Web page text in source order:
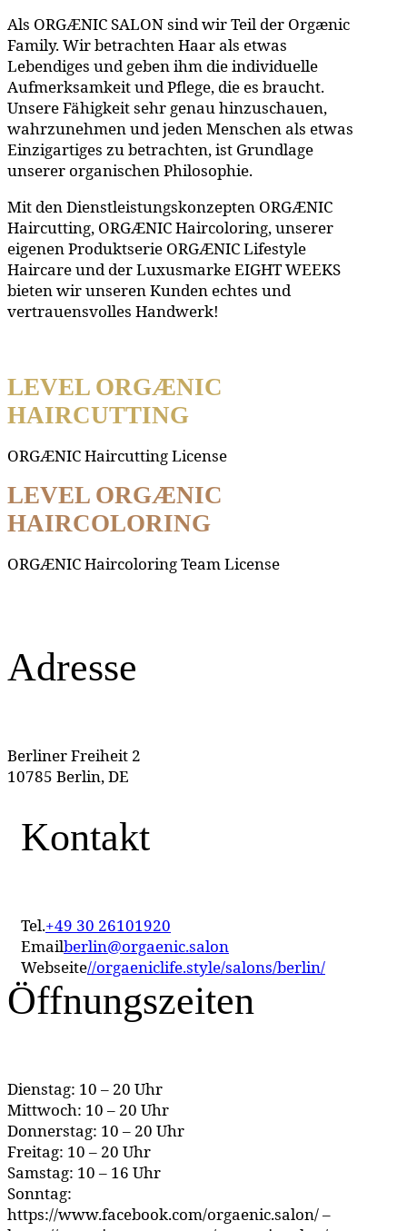
Als ORGÆNIC SALON sind wir Teil der Orgænic
Family. Wir betrachten Haar als etwas
Lebendiges und geben ihm die individuelle
Aufmerksamkeit und Pflege, die es braucht.
Unsere Fähigkeit sehr genau hinzuschauen,
wahrzunehmen und jeden Menschen als etwas
Einzigartiges zu betrachten, ist Grundlage
unserer organischen Philosophie.
Mit den Dienstleistungskonzepten ORGÆNIC
Haircutting, ORGÆNIC Haircoloring, unserer
eigenen Produktserie ORGÆNIC Lifestyle
Haircare und der Luxusmarke EIGHT WEEKS
bieten wir unseren Kunden echtes und
vertrauensvolles Handwerk!
LEVEL ORGÆNIC
HAIRCUTTING
ORGÆNIC Haircutting License
LEVEL ORGÆNIC
HAIRCOLORING
ORGÆNIC Haircoloring Team License
Adresse
Berliner Freiheit 2
10785 Berlin, DE
Kontakt
Tel.+49 30 26101920
Emailberlin@orgaenic.salon
Webseite//orgaeniclife.style/salons/berlin/
Öffnungszeiten
Dienstag: 10 – 20 Uhr
Mittwoch: 10 – 20 Uhr
Donnerstag: 10 – 20 Uhr
Freitag: 10 – 20 Uhr
Samstag: 10 – 16 Uhr
Sonntag:
https://www.facebook.com/orgaenic.salon/ –